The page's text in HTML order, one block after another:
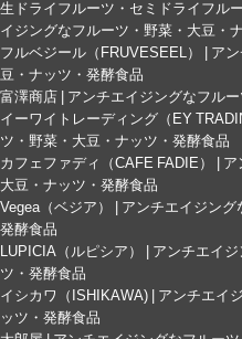
生ドライフルーツ・セミドライフル
イジングなフルーツ・野菜・大豆・
フルベジール（FRUVESEEL） | ア
豆・ナッツ・発酵食品
富澤商店 | アンチエイジングなフル
イーワイトレーディング（EY
ツ・野菜・大豆・ナッツ・発酵食品
カフェファディ（CAFE FADIE） |
大豆・ナッツ・発酵食品
Vegea（ベジア） | アンチエイジン
発酵食品
LUPICIA（ルピシア） | アンチエイ
ツ・発酵食品
イシカワ（ISHIKAWA) | アンチエイ
ッツ・発酵食品